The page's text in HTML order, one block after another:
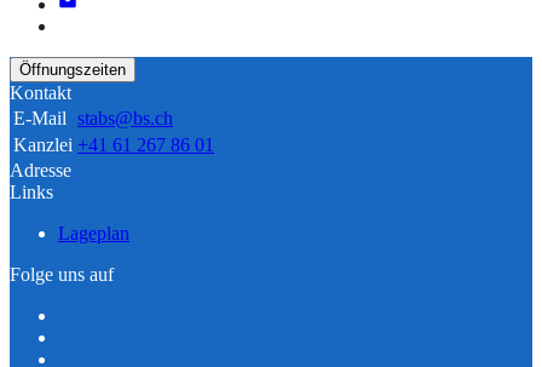
Öffnungszeiten
Kontakt
E-Mail stabs@bs.ch
Kanzlei +41 61 267 86 01
Adresse
Links
Lageplan
Folge uns auf